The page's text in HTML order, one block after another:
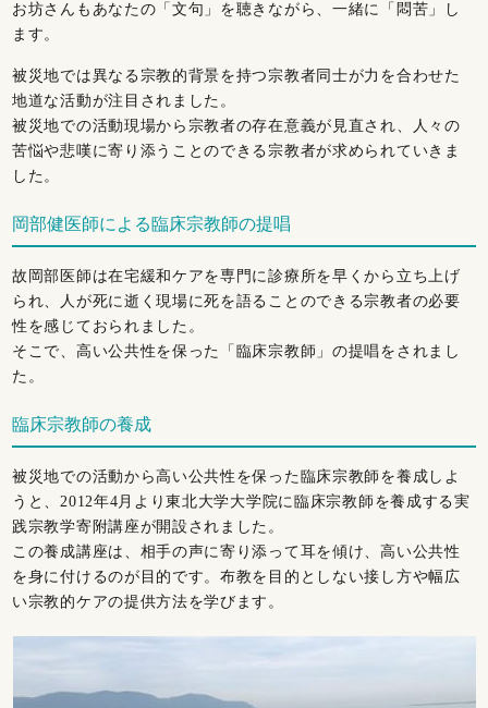
お坊さんもあなたの「文句」を聴きながら、一緒に「悶苦」し
ます。
被災地では異なる宗教的背景を持つ宗教者同士が力を合わせた
地道な活動が注目されました。
被災地での活動現場から宗教者の存在意義が見直され、人々の
苦悩や悲嘆に寄り添うことのできる宗教者が求められていきま
した。
岡部健医師による臨床宗教師の提唱
故岡部医師は在宅緩和ケアを専門に診療所を早くから立ち上げ
られ、人が死に逝く現場に死を語ることのできる宗教者の必要
性を感じておられました。
そこで、高い公共性を保った「臨床宗教師」の提唱をされまし
た。
臨床宗教師の養成
被災地での活動から高い公共性を保った臨床宗教師を養成しよ
うと、2012年4月より東北大学大学院に臨床宗教師を養成する実
践宗教学寄附講座が開設されました。
この養成講座は、相手の声に寄り添って耳を傾け、高い公共性
を身に付けるのが目的です。布教を目的としない接し方や幅広
い宗教的ケアの提供方法を学びます。